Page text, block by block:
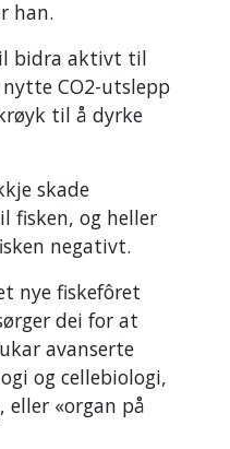
han.
bidra aktivt til
CO2-utslepp
til å dyrke
skade
fisken, og heller
negativt.
nye fiskefôret
dei for at
avanserte
og cellebiologi,
, eller «organ på